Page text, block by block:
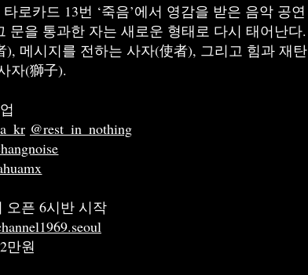
로카드 13번 ‘죽음’에서 영감을 받은 음악 공연
문을 통과한 자는 새로운 형태로 다시 태어난다.
), 메시지를 전하는 사자(使者), 그리고 힘과 재탄
자(獅子).
@rest_in_nothing
오픈 6시반 시작
만원